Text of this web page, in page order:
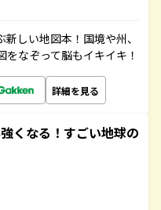
しい地図本！国境や州、
なぞって脳もイキイキ！
詳細を見る
くなる！すごい地球の